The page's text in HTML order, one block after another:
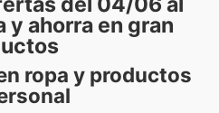
ahorra en gran
ropa y productos